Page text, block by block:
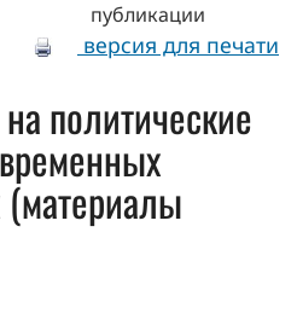
публикации
версия для печати
политические